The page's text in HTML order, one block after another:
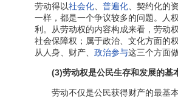
劳动得以社会化 普遍化 、契约化的
一样，都是一个争议较多的问题。人
利。从劳动权的内容构成来看，劳动
社会保障权；属于政治、文化方面的
从人身、财产、 政治参与这三个方面
(3)劳动权是公民生存和发展的基
劳动不仅是公民获得财产的最基本